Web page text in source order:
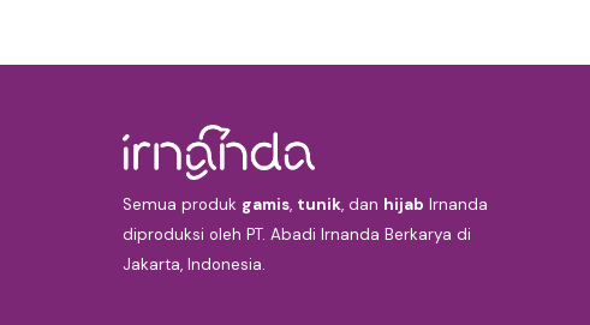
Semua produk gamis, tunik, dan hijab Irnanda
diproduksi oleh PT. Abadi Irnanda Berkarya di
Jakarta, Indonesia.